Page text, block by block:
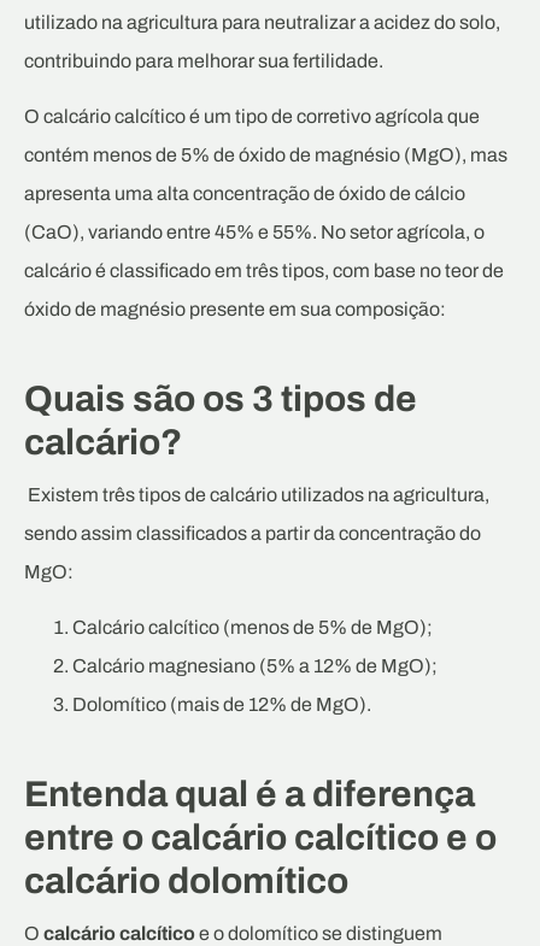
utilizado na agricultura para neutralizar a acidez do solo,
contribuindo para melhorar sua fertilidade.
O calcário calcítico é um tipo de corretivo agrícola que
contém menos de 5% de óxido de magnésio (MgO), mas
apresenta uma alta concentração de óxido de cálcio
(CaO), variando entre 45% e 55%. No setor agrícola, o
calcário é classificado em três tipos, com base no teor de
óxido de magnésio presente em sua composição:
Quais são os 3 tipos de
calcário?
Existem três tipos de calcário utilizados na agricultura,
sendo assim classificados a partir da concentração do
MgO:
Calcário calcítico (menos de 5% de MgO);
Calcário magnesiano (5% a 12% de MgO);
Dolomítico (mais de 12% de MgO).
Entenda qual é a diferença
entre o calcário calcítico e o
calcário dolomítico
O calcário calcíticoe o dolomítico se distinguem